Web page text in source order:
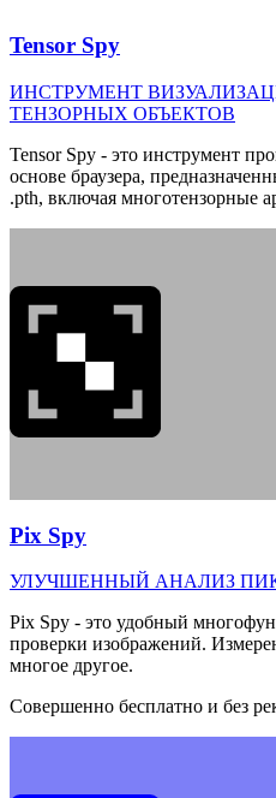
Tensor Spy
ИНСТРУМЕНТ
ТЕНЗОРНЫХ ОБЪЕКТОВ
Tensor Spy - это инструмент
основе браузера,
.pth, включая многотензорные
Pix Spy
УЛУЧШЕННЫЙ АНАЛИЗ
Pix Spy - это удобный
проверки изображений.
многое другое.
Совершенно бесплатно и без